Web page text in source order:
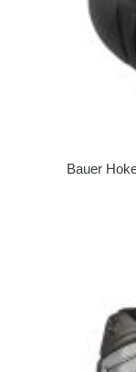
Bauer